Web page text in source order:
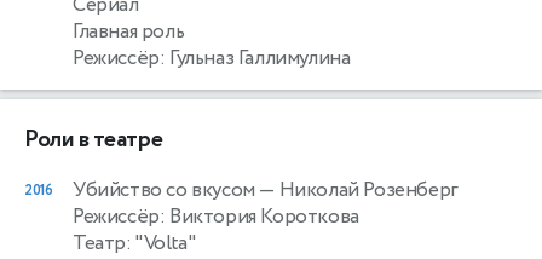
Главная роль
Режиссёр: Гульназ Галлимулина
Роли в театре
2016 Убийство со вкусом — Николай Розенберг
Режиссёр: Виктория Короткова
Театр: "Volta"